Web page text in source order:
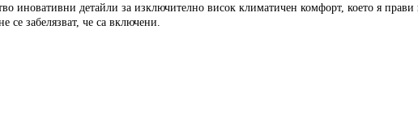
иновативни детайли за изключително висок климатичен комфорт, което я
се забелязват, че са включени.